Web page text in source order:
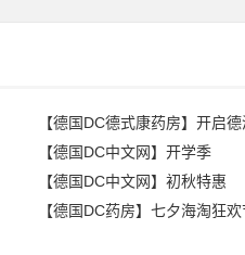
【德国DC德式康药房】开启
【德国DC中文网】开学季
【德国DC中文网】初秋特惠
【德国DC药房】七夕海淘狂